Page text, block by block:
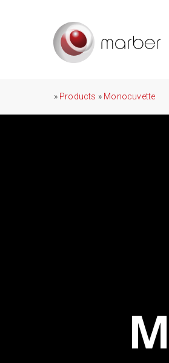
» Products » Monocuvette